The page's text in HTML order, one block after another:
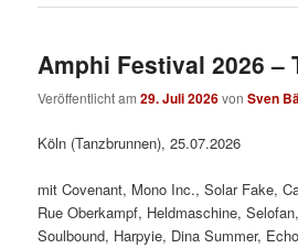
Amphi Festival 2026 –
Veröffentlicht am29. Juli 2026vonSven
Köln (Tanzbrunnen), 25.07.2026
mit Covenant, Mono Inc., Solar Fake,
Rue Oberkampf, Heldmaschine,
Soulbound, Harpyie, Dina Summer,